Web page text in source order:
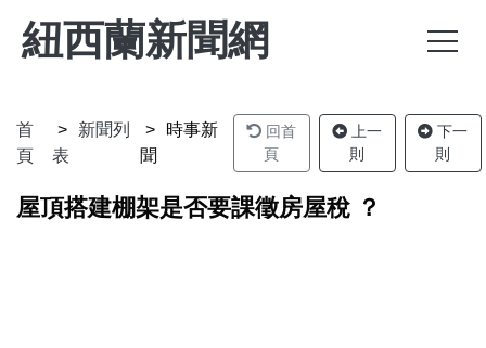
紐西蘭新聞網
首
頁
新聞列
表
時事新
聞
回首
頁
上一
則
下一
則
屋頂搭建棚架是否要課徵房屋稅 ？